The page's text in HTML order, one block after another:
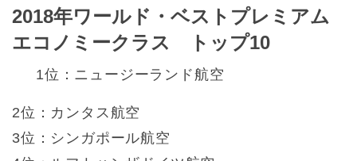
2018年ワールド・ベストプレミアム
エコノミークラス トップ10
1位：ニュージーランド航空
2位：カンタス航空
3位：シンガポール航空